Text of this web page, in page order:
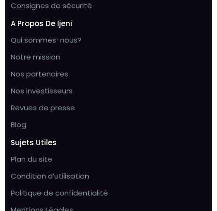
Consignes de sécurité
A Propos De Ijeni
Qui sommes-nous?
Notre mission
Nos partenaires
Nos investisseurs
Revues de presse
Blog
Sujets Utiles
Plan du site
Condition d’utilisation
Politique de confidentialité